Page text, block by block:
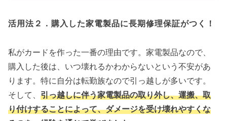
活用法２．購入した家電製品に長期修理保証がつく！
私がカードを作った一番の理由です。家電製品なので、
購入した後は、いつ壊れるかわからないという不安があ
ります。特に自分は転勤族なので引っ越しが多いです。
そして、引っ越しに伴う家電製品の取り外し、運搬、取
り付けすることによって、ダメージを受け壊れやすくな